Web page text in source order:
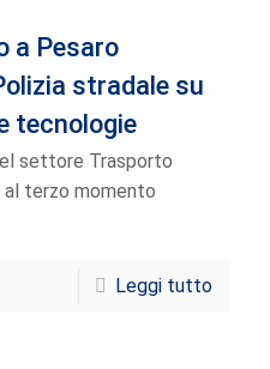
a Pesaro
stradale su
tecnologie
settore Trasporto
al terzo momento
Leggi tutto